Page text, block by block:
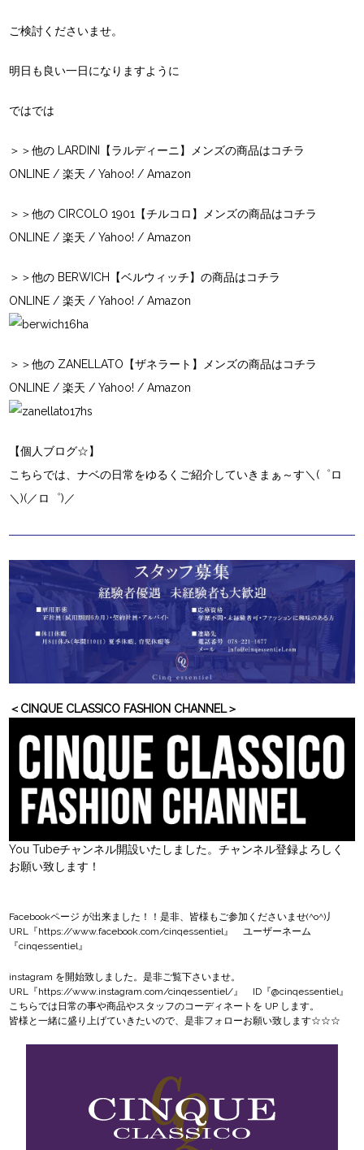
ご検討くださいませ。
明日も良い一日になりますように
ではでは
＞＞他の LARDINI【ラルディーニ】メンズの商品はコチラ
ONLINE /楽天 /Yahoo! /Amazon
＞＞他の CIRCOLO 1901【チルコロ】メンズの商品はコチラ
ONLINE /楽天 /Yahoo! /Amazon
＞＞他の BERWICH【ベルウィッチ】の商品はコチラ
ONLINE /楽天 /Yahoo! /Amazon
＞＞他の ZANELLATO【ザネラート】メンズの商品はコチラ
ONLINE /楽天 /Yahoo! /Amazon
【個人ブログ☆】
こちらでは、ナベの日常をゆるくご紹介していきまぁ～す＼(゜ロ
＼)(／ロ゜)／
＜CINQUE CLASSICO FASHION CHANNEL＞
You Tubeチャンネル開設いたしました。チャンネル登録よろしく
お願い致します！
Facebookページ が出来ました！！是非、皆様もご参加くださいませ(^o^)丿
URL『https://www.facebook.com/cinqessentiel』 ユーザーネーム
『cinqessentiel』
instagram を開始致しました。是非ご覧下さいませ。
URL『https://www.instagram.com/cinqessentiel/』 ID『@cinqessentiel』
こちらでは日常の事や商品やスタッフのコーディネートを UP します。
皆様と一緒に盛り上げていきたいので、是非フォローお願い致します☆☆☆